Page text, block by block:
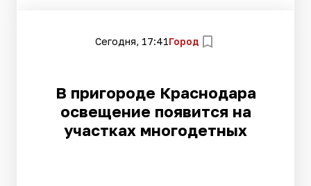
Сегодня, 17:41Город
В пригороде Краснодара
освещение появится на
участках многодетных